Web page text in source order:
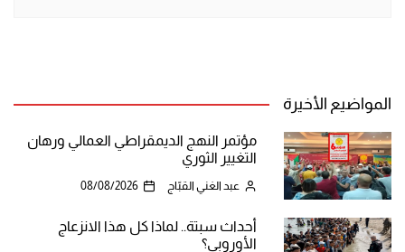
المواضيع الأخيرة
مؤتمر النهج الديمقراطي العمالي ورهان
التغيير الثوري
عبد الغني القبّاج 08/08/2026
أحداث سبتة.. لماذا كل هذا الانزعاج
الأوروبي؟